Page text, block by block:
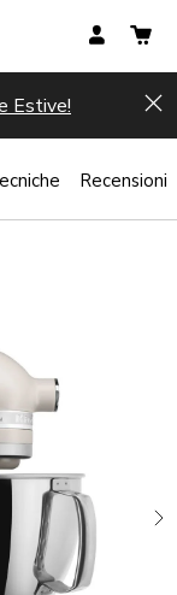
Estive!
Recensioni